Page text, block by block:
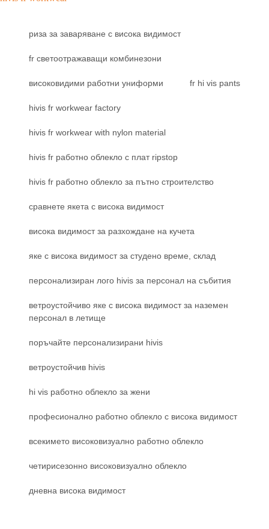
риза за заваряване с висока видимост
fr светоотражаващи комбинезони
високовидими работни униформи fr hi vis pants
hivis fr workwear factory
hivis fr workwear with nylon material
hivis fr работно облекло с плат ripstop
hivis fr работно облекло за пътно строителство
сравнете якета с висока видимост
висока видимост за разхождане на кучета
яке с висока видимост за студено време, склад
персонализиран лого hivis за персонал на събития
ветроустойчиво яке с висока видимост за наземен
персонал в летище
поръчайте персонализирани hivis
ветроустойчив hivis
hi vis работно облекло за жени
професионално работно облекло с висока видимост
всекимето високовизуално работно облекло
четирисезонно високовизуално облекло
дневна висока видимост